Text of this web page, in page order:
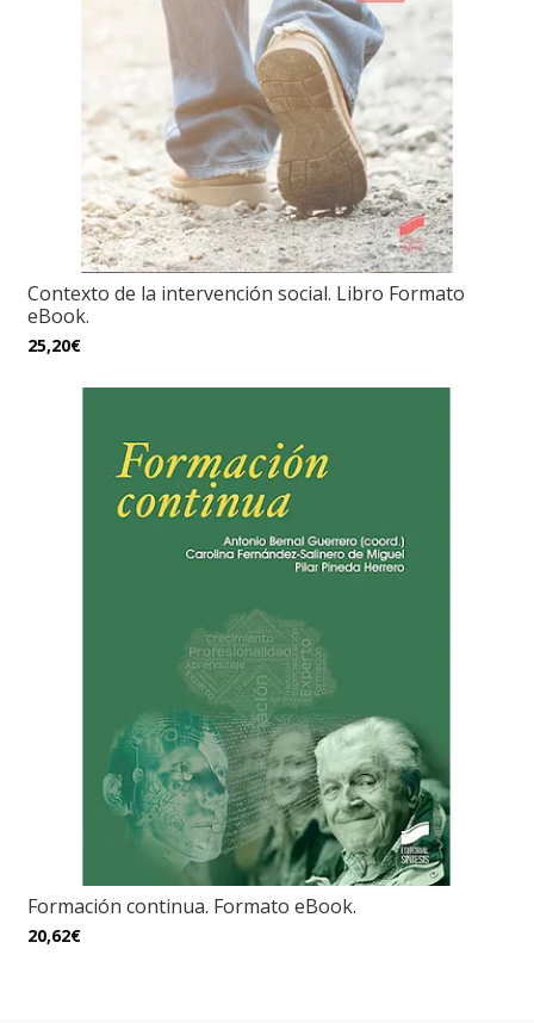
Contexto de la intervención social. Libro Formato
eBook.
25,20€
Formación continua. Formato eBook.
20,62€